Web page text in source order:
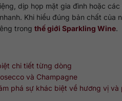
dịp họp mặt gia đình hoặc
Khi hiểu đúng bản chất
trong thế giới Sparkling Wine.
chi tiết từng dòng
và Champagne
phá sự khác biệt về hương vị và